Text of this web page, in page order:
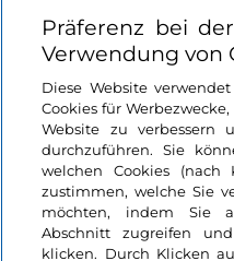
Nützliche Links
Login
Bleiben wir in Kontakt
Präferenz bei
Verwendung von
Diese Website
Cookies für
Website zu verbessern
durchzuführen. Sie
welchen Cookies (nach
zustimmen, welche Sie
möchten, indem Sie
Abschnitt zugreifen und
klicken. Durch Klicken